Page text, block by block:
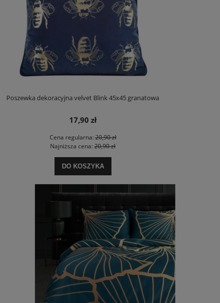
Poszewka dekoracyjna velvet Blink 45x45 granatowa
17,90 zł
Cena regularna:20,90 zł
Najniższa cena: 20,90 zł
DO KOSZYKA